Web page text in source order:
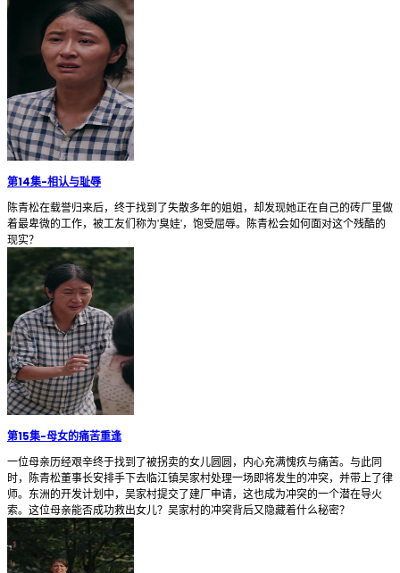
第14集-相认与耻辱
陈青松在载誉归来后，终于找到了失散多年的姐姐，却发现她正在自己的砖厂里做
着最卑微的工作，被工友们称为'臭娃'，饱受屈辱。陈青松会如何面对这个残酷的
现实？
第15集-母女的痛苦重逢
一位母亲历经艰辛终于找到了被拐卖的女儿圆圆，内心充满愧疚与痛苦。与此同
时，陈青松董事长安排手下去临江镇吴家村处理一场即将发生的冲突，并带上了律
师。东洲的开发计划中，吴家村提交了建厂申请，这也成为冲突的一个潜在导火
索。这位母亲能否成功救出女儿？吴家村的冲突背后又隐藏着什么秘密？